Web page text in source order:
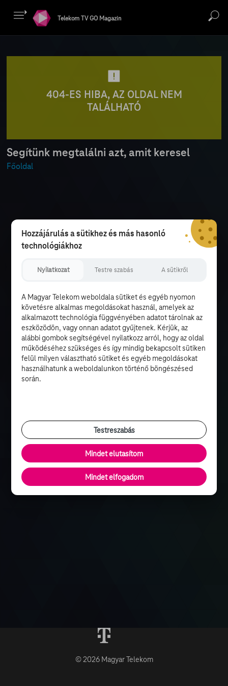
Telekom TV GO Magazin
404-ES HIBA, AZ OLDAL NEM
TALÁLHATÓ
Segítünk megtalálni azt, amit keresel
Főoldal
© 2026 Magyar Telekom
Hozzájárulás a sütikhez és más hasonló
technológiákhoz
Nyilatkozat Testre szabás A sütikről
A Magyar Telekom weboldala sütiket és egyéb nyomon
követésre alkalmas megoldásokat használ, amelyek az
alkalmazott technológia függvényében adatot tárolnak az
eszközödön, vagy onnan adatot gyűjtenek. Kérjük, az
alábbi gombok segítségével nyilatkozz arról, hogy az oldal
működéséhez szükséges és így mindig bekapcsolt sütiken
felül milyen választható sütiket és egyéb megoldásokat
használhatunk a weboldalunkon történő böngészésed
során.
Testreszabás
Mindet elutasítom
Mindet elfogadom